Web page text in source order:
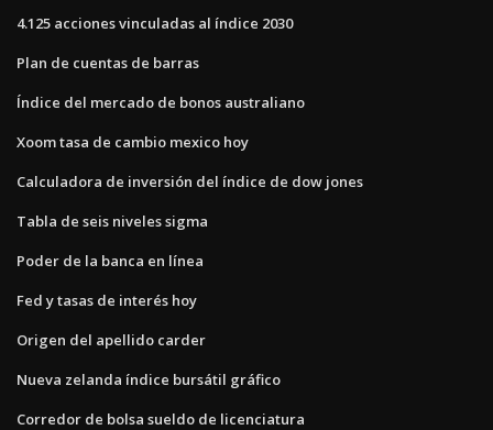
4.125 acciones vinculadas al índice 2030
Plan de cuentas de barras
Índice del mercado de bonos australiano
Xoom tasa de cambio mexico hoy
Calculadora de inversión del índice de dow jones
Tabla de seis niveles sigma
Poder de la banca en línea
Fed y tasas de interés hoy
Origen del apellido carder
Nueva zelanda índice bursátil gráfico
Corredor de bolsa sueldo de licenciatura